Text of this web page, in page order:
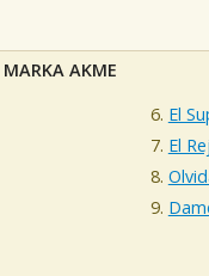
AKME
El
El